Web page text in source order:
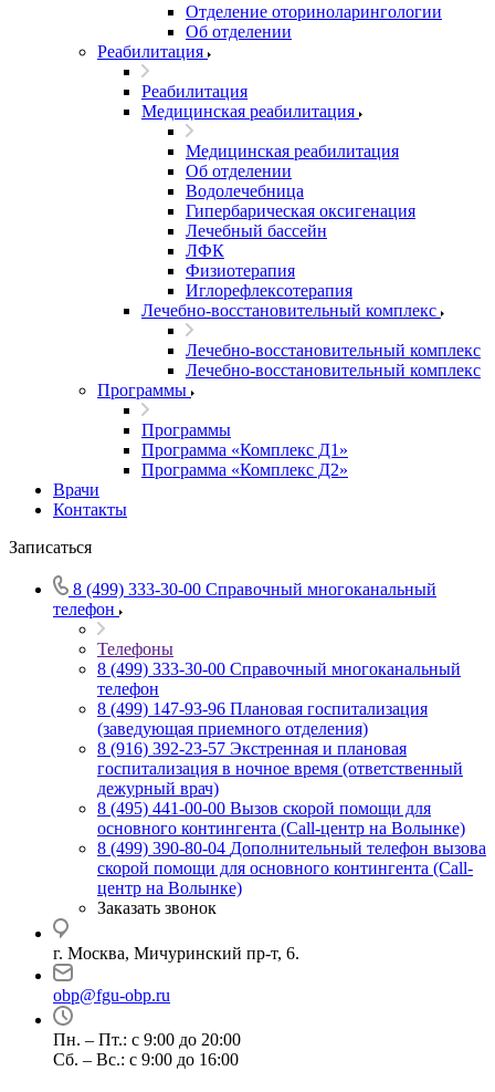
Отделение оториноларингологии
Об отделении
Реабилитация
Реабилитация
Медицинская реабилитация
Медицинская реабилитация
Об отделении
Водолечебница
Гипербарическая оксигенация
Лечебный бассейн
ЛФК
Физиотерапия
Иглорефлексотерапия
Лечебно-восстановительный комплекс
Лечебно-восстановительный комплекс
Лечебно-восстановительный комплекс
Программы
Программы
Программа «Комплекс Д1»
Программа «Комплекс Д2»
Врачи
Контакты
Записаться
8 (499) 333-30-00 Справочный многоканальный
телефон
Телефоны
8 (499) 333-30-00 Справочный многоканальный
телефон
8 (499) 147-93-96 Плановая госпитализация
(заведующая приемного отделения)
8 (916) 392-23-57 Экстренная и плановая
госпитализация в ночное время (ответственный
дежурный врач)
8 (495) 441-00-00 Вызов скорой помощи для
основного контингента (Call-центр на Волынке)
8 (499) 390-80-04 Дополнительный телефон вызова
скорой помощи для основного контингента (Call-
центр на Волынке)
Заказать звонок
г. Москва, Мичуринский пр-т, 6.
obp@fgu-obp.ru
Пн. – Пт.: с 9:00 до 20:00
Сб. – Вс.: с 9:00 до 16:00